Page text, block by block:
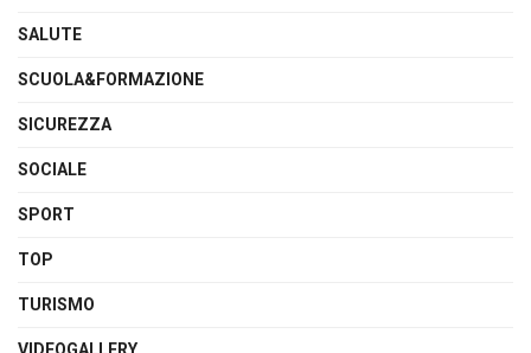
SALUTE
SCUOLA&FORMAZIONE
SICUREZZA
SOCIALE
SPORT
TOP
TURISMO